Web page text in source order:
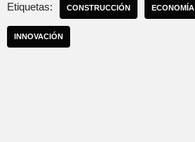
Etiquetas: CONSTRUCCIÓN ECONOMÍA
INNOVACIÓN